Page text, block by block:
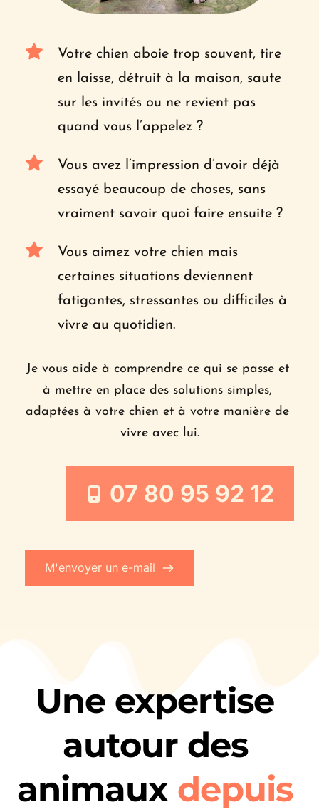
Votre chien aboie trop souvent, tire
en laisse, détruit à la maison, saute
sur les invités ou ne revient pas
quand vous l’appelez ?
Vous avez l’impression d’avoir déjà
essayé beaucoup de choses, sans
vraiment savoir quoi faire ensuite ?
Vous aimez votre chien mais
certaines situations deviennent
fatigantes, stressantes ou difficiles à
vivre au quotidien.
Je vous aide à comprendre ce qui se passe et
à mettre en place des solutions simples,
adaptées à votre chien et à votre manière de
vivre avec lui.
07 80 95 92 12
M'envoyer un e-mail
Une expertise
autour des
animaux depuis